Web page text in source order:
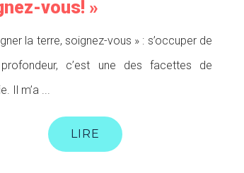
vous! »
la terre, soignez-vous » : s’occuper de
c’est une des facettes de
Il m’a ...
LIRE